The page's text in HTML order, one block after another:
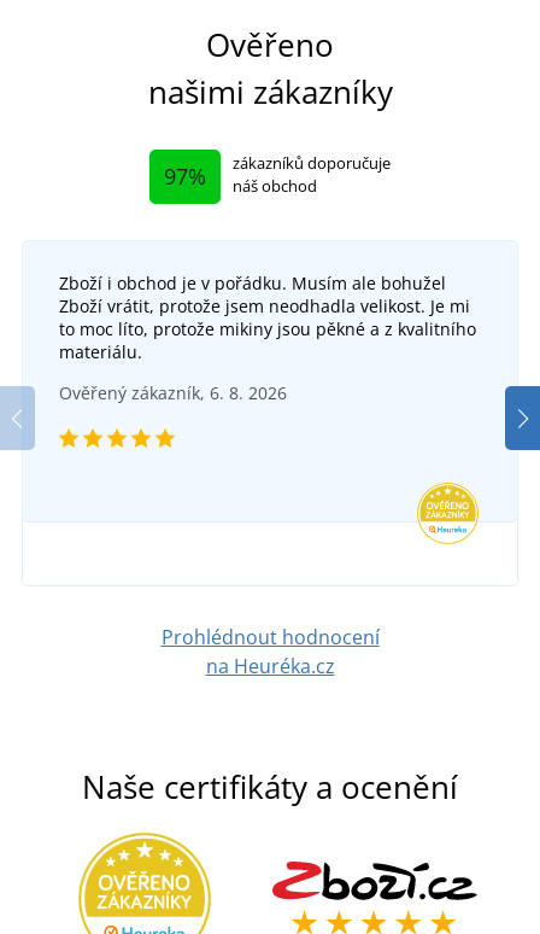
Ověřeno
našimi zákazníky
97%
zákazníků doporučuje
náš obchod
Zboží i obchod je v pořádku. Musím ale bohužel
Zboží vrátit, protože jsem neodhadla velikost. Je mi
to moc líto, protože mikiny jsou pěkné a z kvalitního
materiálu.
Ověřený zákazník, 6. 8. 2026
Prohlédnout hodnocení
na Heuréka.cz
Naše certifikáty a ocenění